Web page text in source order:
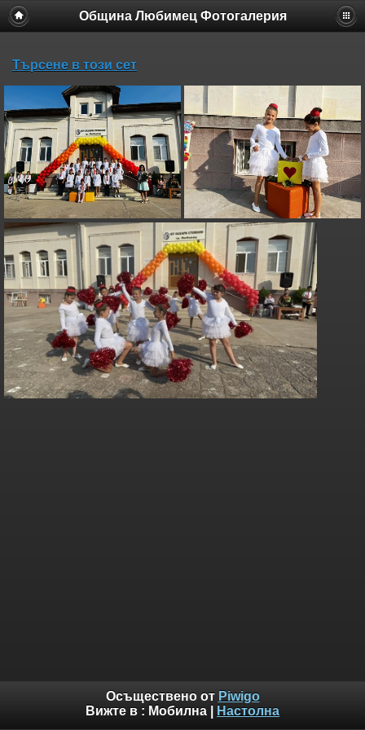
Община Любимец Фотогалерия
Търсене в този сет
Осъществено от Piwigo
Вижте в : Мобилна Настолна